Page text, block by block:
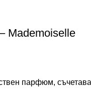
Mademoiselle
парфюм,